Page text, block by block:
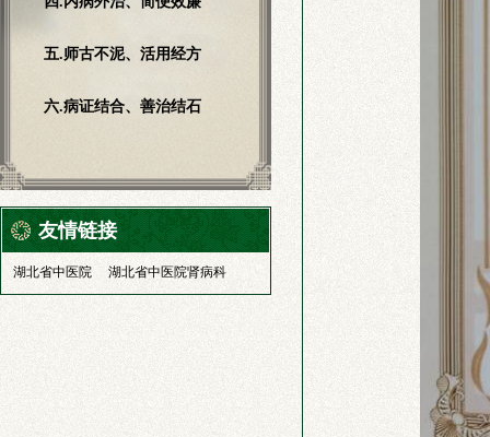
五.师古不泥、活用经方
六.病证结合、善治结石
友情链接
湖北省中医院 湖北省中医院肾病科